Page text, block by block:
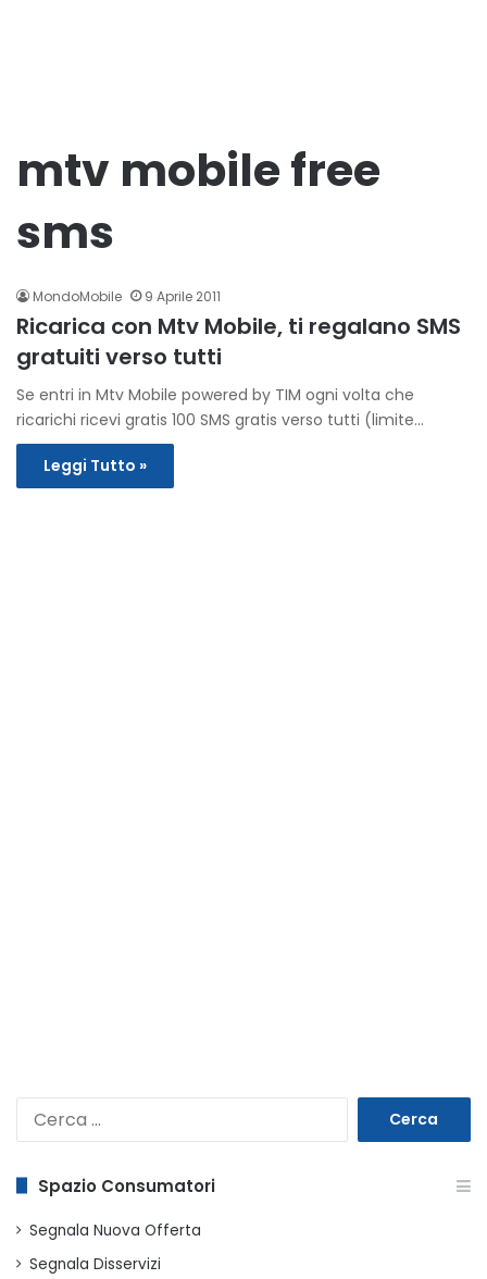
mtv mobile free
sms
MondoMobile 9 Aprile 2011
Ricarica con Mtv Mobile, ti regalano SMS
gratuiti verso tutti
Se entri in Mtv Mobile powered by TIM ogni volta che
ricarichi ricevi gratis 100 SMS gratis verso tutti (limite…
Leggi Tutto »
Spazio Consumatori
Segnala Nuova Offerta
Segnala Disservizi